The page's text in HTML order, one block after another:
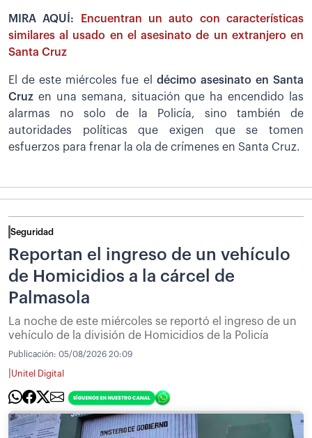
MIRA AQUÍ:
Encuentran un auto con características
similares al usado en el asesinato de un extranjero en
Santa Cruz
El de este miércoles fue el
décimo asesinato en Santa
Cruz en una semana, situación que ha encendido las
alarmas no solo de la Policía, sino también de
autoridades políticas que exigen que se tomen
esfuerzos para frenar la ola de crímenes en Santa Cruz.
Seguridad
Reportan el ingreso de un vehículo
de Homicidios a la cárcel de
Palmasola
La noche de este miércoles se reportó el ingreso de un
vehículo de la división de Homicidios de la Policía
Publicación: 05/08/2026 20:09
Unitel Digital